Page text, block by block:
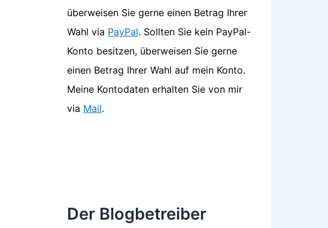
überweisen Sie gerne einen Betrag Ihrer
Wahl via PayPal. Sollten Sie kein PayPal-
Konto besitzen, überweisen Sie gerne
einen Betrag Ihrer Wahl auf mein Konto.
Meine Kontodaten erhalten Sie von mir
via Mail.
Der Blogbetreiber